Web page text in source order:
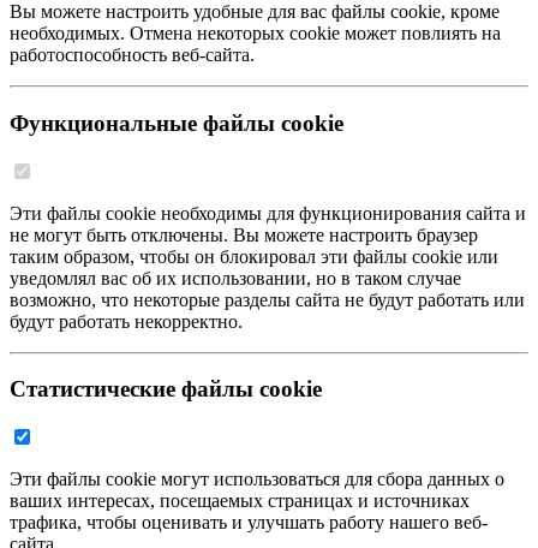
Вы можете настроить удобные для вас файлы cookie, кроме
необходимых. Отмена некоторых cookie может повлиять на
работоспособность веб-сайта.
Функциональные файлы cookie
Эти файлы cookie необходимы для функционирования сайта и
не могут быть отключены. Вы можете настроить браузер
таким образом, чтобы он блокировал эти файлы cookie или
уведомлял вас об их использовании, но в таком случае
возможно, что некоторые разделы сайта не будут работать или
будут работать некорректно.
Статистические файлы cookie
Эти файлы cookie могут использоваться для сбора данных о
ваших интересах, посещаемых страницах и источниках
трафика, чтобы оценивать и улучшать работу нашего веб-